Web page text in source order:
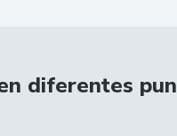
diferentes